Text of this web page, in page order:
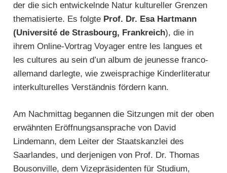
der die sich entwickelnde Natur kultureller Grenzen
thematisierte. Es folgte Prof. Dr. Esa Hartmann
(Université de Strasbourg, Frankreich), die in
ihrem Online-Vortrag Voyager entre les langues et
les cultures au sein d’un album de jeunesse franco-
allemand darlegte, wie zweisprachige Kinderliteratur
interkulturelles Verständnis fördern kann.
Am Nachmittag begannen die Sitzungen mit der oben
erwähnten Eröffnungsansprache von David
Lindemann, dem Leiter der Staatskanzlei des
Saarlandes, und derjenigen von Prof. Dr. Thomas
Bousonville, dem Vizepräsidenten für Studium,